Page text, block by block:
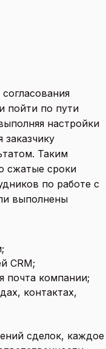
пойти по пути
настройки
заказчику
Таким
сжатые сроки
по работе с
выполнены
CRM;
почта компании;
контактах,
сделок, каждое